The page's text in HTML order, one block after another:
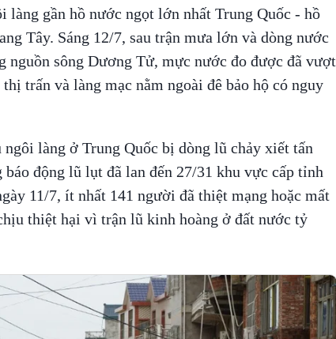
làng gần hồ nước ngọt lớn nhất Trung Quốc - hồ
Tây. Sáng 12/7, sau trận mưa lớn và dòng nước
nguồn sông Dương Tử, mực nước đo được đã vượt
trấn và làng mạc nằm ngoài đê bảo hộ có nguy
làng ở Trung Quốc bị dòng lũ chảy xiết tấn
động lũ lụt đã lan đến 27/31 khu vực cấp tỉnh
11/7, ít nhất 141 người đã thiệt mạng hoặc mất
thiệt hại vì trận lũ kinh hoàng ở đất nước tỷ